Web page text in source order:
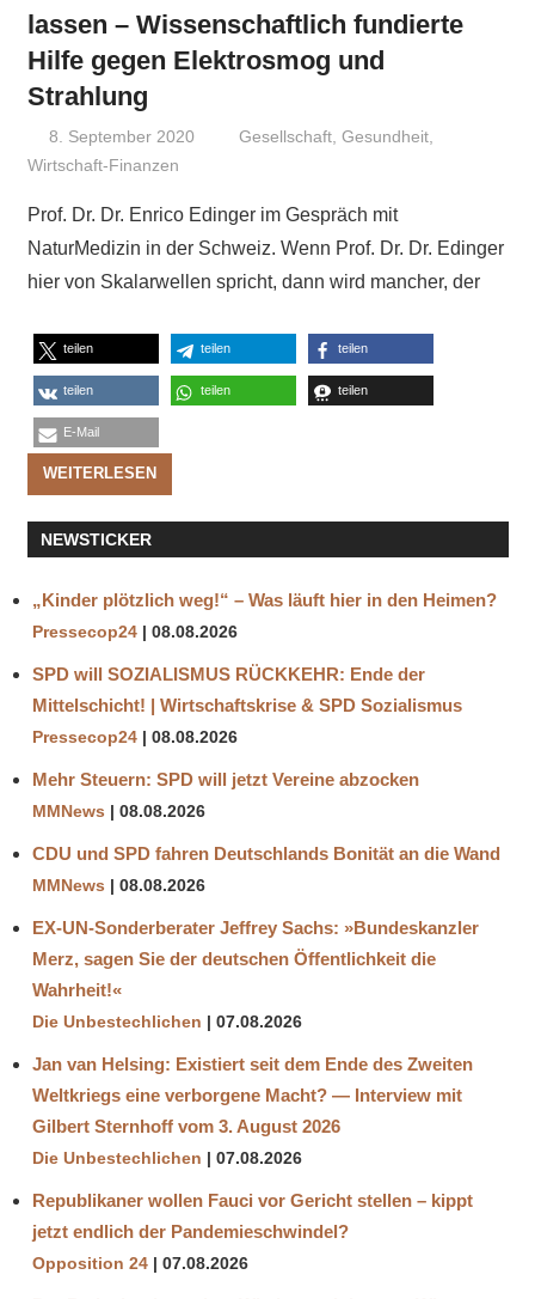
lassen – Wissenschaftlich fundierte
Hilfe gegen Elektrosmog und
Strahlung
8. September 2020 Niki Vogt
Gesellschaft ,Gesundheit
Wirtschaft-Finanzen
Prof. Dr. Dr. Enrico Edinger im Gespräch mit
NaturMedizin in der Schweiz. Wenn Prof. Dr. Dr. Edinger
hier von Skalarwellen spricht, dann wird mancher, der
teilen teilen teilen
teilen teilen teilen
E-Mail
WEITERLESEN
NEWSTICKER
„Kinder plötzlich weg!“ – Was läuft hier in den Heimen?
Pressecop24 08.08.2026
SPD will SOZIALISMUS RÜCKKEHR: Ende der
Mittelschicht! | Wirtschaftskrise & SPD Sozialismus
Pressecop24 08.08.2026
Mehr Steuern: SPD will jetzt Vereine abzocken
MMNews 08.08.2026
CDU und SPD fahren Deutschlands Bonität an die Wand
MMNews 08.08.2026
EX-UN-Sonderberater Jeffrey Sachs: »Bundeskanzler
Merz, sagen Sie der deutschen Öffentlichkeit die
Wahrheit!«
Die Unbestechlichen 07.08.2026
Jan van Helsing: Existiert seit dem Ende des Zweiten
Weltkriegs eine verborgene Macht? — Interview mit
Gilbert Sternhoff vom 3. August 2026
Die Unbestechlichen 07.08.2026
Republikaner wollen Fauci vor Gericht stellen – kippt
jetzt endlich der Pandemieschwindel?
Opposition 24 07.08.2026